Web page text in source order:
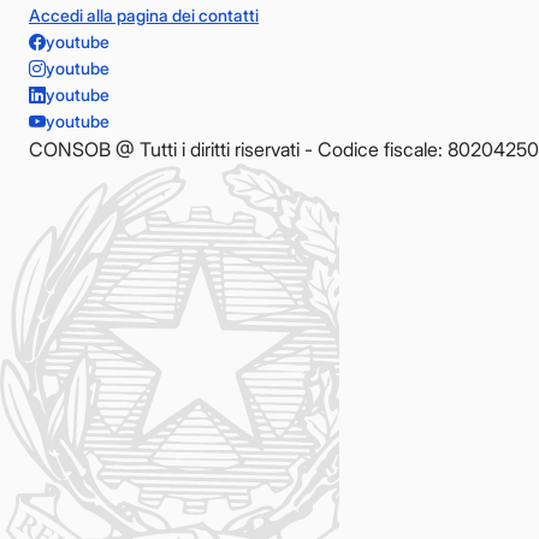
Accedi alla pagina dei contatti
youtube
youtube
youtube
youtube
CONSOB @ Tutti i diritti riservati - Codice fiscale: